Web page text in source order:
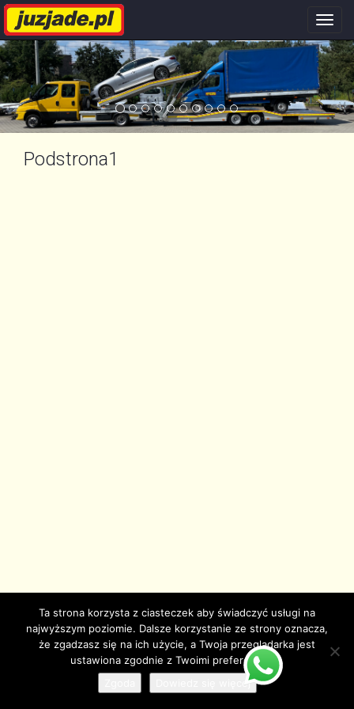
Podstrona1
© Copyright juzjade.pl 2025
Ta strona korzysta z ciasteczek aby świadczyć usługi na
najwyższym poziomie. Dalsze korzystanie ze strony oznacza,
że zgadzasz się na ich użycie, a Twoja przeglądarka jest
ustawiona zgodnie z Twoimi preferencjami.
Dowiedz się więcej